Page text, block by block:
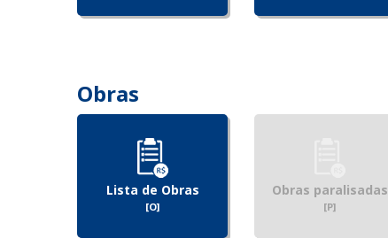
Obras
Lista de Obras
[O]
Obras paralisadas
[P]